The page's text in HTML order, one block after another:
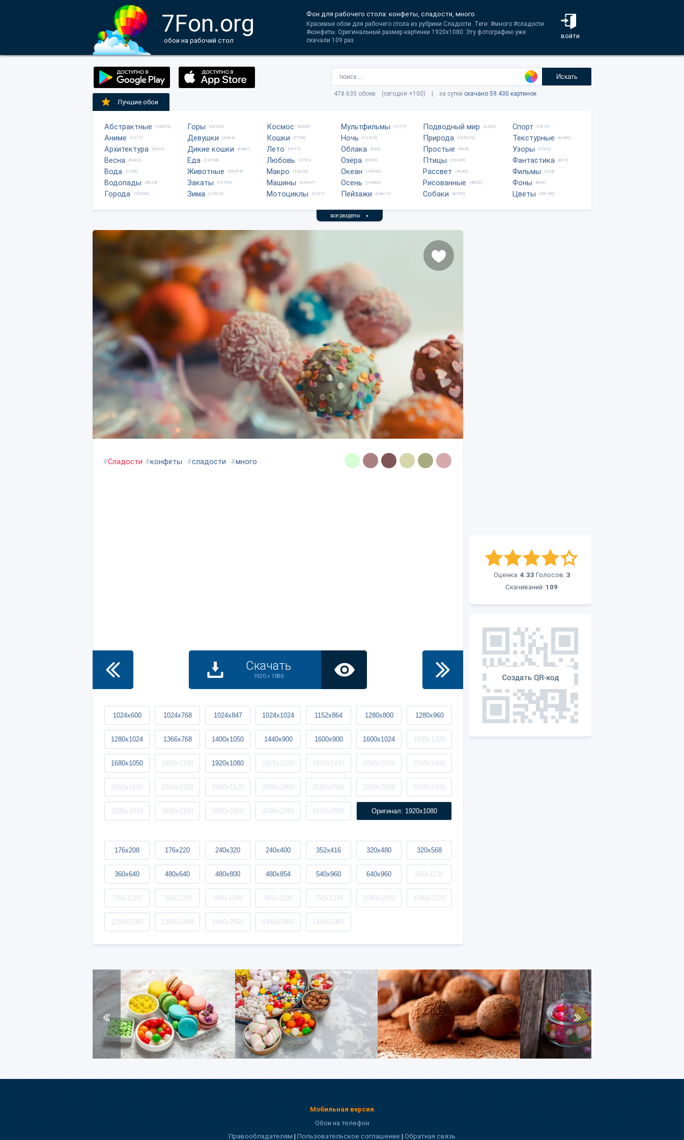
7Fon.org
обои на рабочий стол
войти
Фон для рабочего стола: конфеты, сладости, много
Красивые обои для рабочего стола из рубрики Сладости. Теги: #много #сладости
#конфеты. Оригинальный размер картинки 1920x1080. Эту фотографию уже
скачали 109 раз.
Искать
478.635 обоев (сегодня +100) | за сутки скачано 59.430 картинок
Лучшие обои
Абстрактные (18053)
Аниме (1217)
Архитектура (2816)
Весна (6482)
Вода (1335)
Водопады (4624)
Города (15296)
Горы (20706)
Девушки (2684)
Дикие кошки (6487)
Еда (13708)
Животные (49474)
Закаты (17750)
Зима (13513)
Космос (6006)
Кошки (7730)
Лето (9677)
Любовь (1791)
Макро (12626)
Машины (37847)
Мотоциклы (3701)
Мультфильмы (1177)
Ночь (12410)
Облака (945)
Озёра (6990)
Океан (13542)
Осень (14466)
Пейзажи (24611)
Подводный мир (2282)
Природа (105976)
Простые (904)
Птицы (10205)
Рассвет (4540)
Рисованные (4052)
Собаки (8759)
Спорт (1815)
Текстурные (6380)
Узоры (3762)
Фантастика (821)
Фильмы (334)
Фоны (609)
Цветы (28149)
все разделы ▼
Оценка: 4.33 Голосов: 3
Скачиваний: 109
#Сладости #конфеты #сладости #много
Скачать
1920 x 1080
1024x600 1024x768 1024x847 1024x1024 1152x864 1280x800 1280x960
1280x1024 1366x768 1400x1050 1440x900 1600x900 1600x1024 1600x1200
1680x1050 1680x1330 1920x1080 1920x1200 1920x1440 2048x1536 2560x1440
2560x1600 2560x1920 2880x1620 2880x1800 2560x2048 3200x2048 3200x2400
3280x2048 3840x2160 3840x2400 4096x2160 5120x2880 Оригинал: 1920x1080
176x208 176x220 240x320 240x400 352x416 320x480 320x568
360x640 480x640 480x800 480x854 540x960 640x960 640x1136
720x1280 768x1280 800x1280 960x1280 750x1334 1080x1920 1080x2220
1280x2560 1350x2400 1440x2560 1440x2880 1440x2960
Мобильная версия
Обои на телефон
Правообладателям|Пользовательское соглашение|Обратная связь